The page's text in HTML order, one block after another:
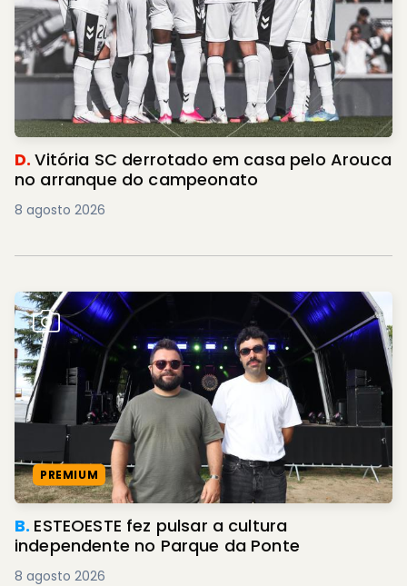
D.Vitória SC derrotado em casa pelo Arouca
no arranque do campeonato
8 agosto 2026
PREMIUM
B. ESTEOESTE fez pulsar a cultura
independente no Parque da Ponte
8 agosto 2026